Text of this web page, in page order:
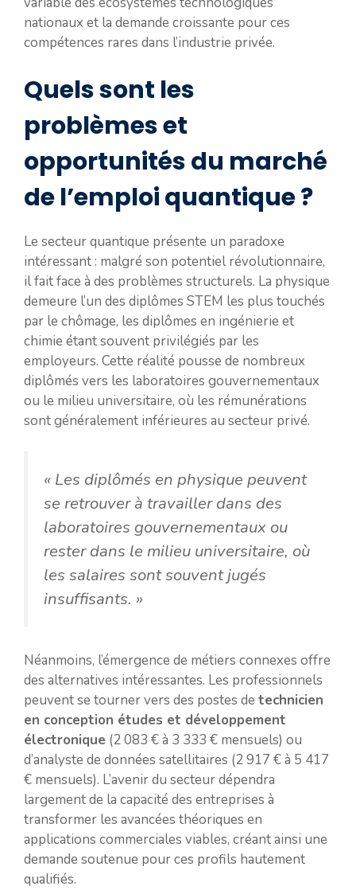
nationaux et la demande croissante pour ces
compétences rares dans l’industrie privée.
Quels sont les
problèmes et
opportunités du marché
de l’emploi quantique ?
Le secteur quantique présente un paradoxe
intéressant : malgré son potentiel révolutionnaire,
il fait face à des problèmes structurels. La physique
demeure l’un des diplômes STEM les plus touchés
par le chômage, les diplômes en ingénierie et
chimie étant souvent privilégiés par les
employeurs. Cette réalité pousse de nombreux
diplômés vers les laboratoires gouvernementaux
ou le milieu universitaire, où les rémunérations
sont généralement inférieures au secteur privé.
« Les diplômés en physique peuvent
se retrouver à travailler dans des
laboratoires gouvernementaux ou
rester dans le milieu universitaire, où
les salaires sont souvent jugés
insuffisants. »
Néanmoins, l’émergence de métiers connexes offre
des alternatives intéressantes. Les professionnels
peuvent se tourner vers des postes de technicien
en conception études et développement
électronique (2 083 € à 3 333 € mensuels) ou
d’analyste de données satellitaires (2 917 € à 5 417
€ mensuels). L’avenir du secteur dépendra
largement de la capacité des entreprises à
transformer les avancées théoriques en
applications commerciales viables, créant ainsi une
demande soutenue pour ces profils hautement
qualifiés.